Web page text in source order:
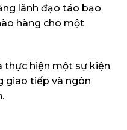
lãnh đạo táo bạo
hàng cho một
thực hiện một sự kiện
giao tiếp và ngôn